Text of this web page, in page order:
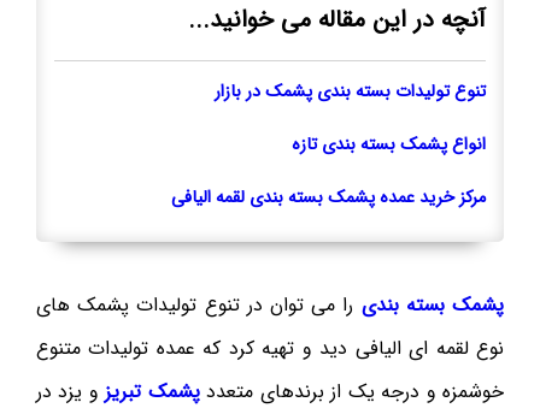
آنچه در این مقاله می خوانید...
تنوع تولیدات بسته بندی پشمک در بازار
انواع پشمک بسته بندی تازه
مرکز خرید عمده پشمک بسته بندی لقمه الیافی
پشمک بسته بندی را می توان در تنوع تولیدات پشمک های
نوع لقمه ای الیافی دید و تهیه کرد که عمده تولیدات متنوع
خوشمزه و درجه یک از برندهای متعددپشمک تبریزو یزد در